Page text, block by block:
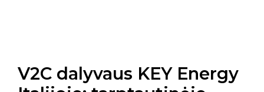
V2C dalyvaus KEY Energy